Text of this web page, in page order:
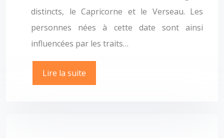
distincts, le Capricorne et le Verseau. Les
personnes nées à cette date sont ainsi
influencées par les traits…
Lire la suite